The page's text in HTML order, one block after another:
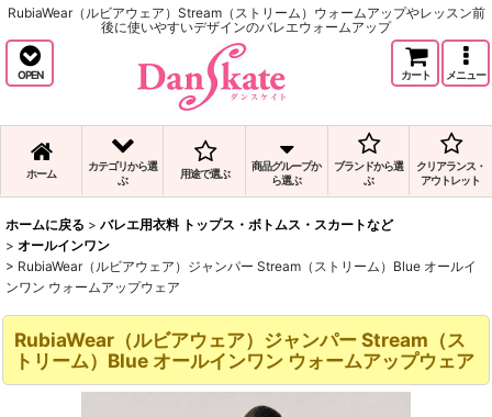
RubiaWear（ルビアウェア）Stream（ストリーム）ウォームアップやレッスン前
後に使いやすいデザインのバレエウォームアップ
OPEN カート メニュー
ホーム
カテゴリから選
ぶ
用途で選ぶ
商品グループか
ら選ぶ
ブランドから選
ぶ
クリアランス・
アウトレット
ホームに戻る > バレエ用衣料 トップス・ボトムス・スカートなど
> オールインワン
> RubiaWear（ルビアウェア）ジャンパー Stream（ストリーム）Blue オールイ
ンワン ウォームアップウェア
RubiaWear（ルビアウェア）ジャンパー Stream（ス
トリーム）Blue オールインワン ウォームアップウェア